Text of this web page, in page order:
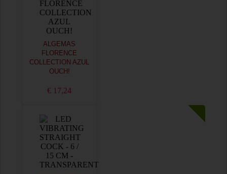
ALGEMAS
FLORENCE
COLLECTION AZUL
OUCH!
€ 17,24